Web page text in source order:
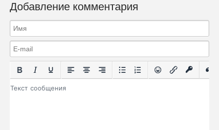
Добавление комментария